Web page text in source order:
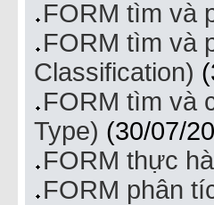
FORM tìm và
FORM tìm và
Classification)
FORM tìm và
Type) (30/07/
FORM thực
FORM phân